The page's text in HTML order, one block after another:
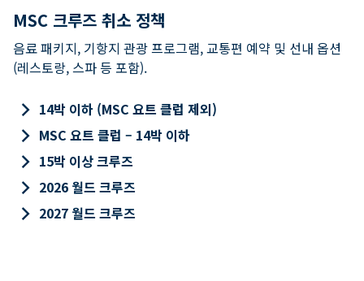
MSC 크루즈 취소 정책
음료 패키지, 기항지 관광 프로그램, 교통편 예약 및 선내 옵션
(레스토랑, 스파 등 포함).
keyboard_arrow_right 14박 이하 (MSC 요트 클럽 제외)
keyboard_arrow_right MSC 요트 클럽 – 14박 이하
keyboard_arrow_right 15박 이상 크루즈
keyboard_arrow_right 2026 월드 크루즈
keyboard_arrow_right 2027 월드 크루즈